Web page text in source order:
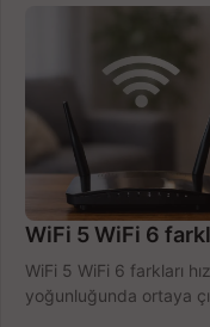
WiFi 5 WiFi 6
WiFi 5 WiFi 6 farkları
yoğunluğunda ortaya